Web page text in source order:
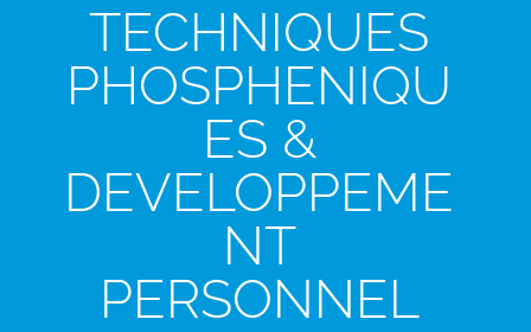
TECHNIQUES
PHOSPHENIQU
ES &
DEVELOPPEME
NT
PERSONNEL